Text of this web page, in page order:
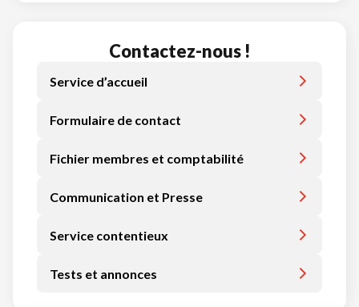
Contactez-nous !
Service d’accueil
Formulaire de contact
Fichier membres et comptabilité
Communication et Presse
Service contentieux
Tests et annonces